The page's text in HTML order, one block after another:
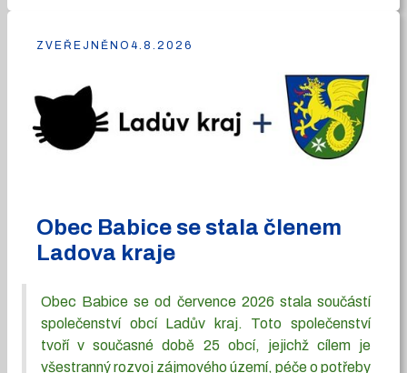
Obec Babice se stala členem
Ladova kraje
Obec Babice se od července 2026 stala součástí
společenství obcí Ladův kraj. Toto společenství
tvoří v současné době 25 obcí, jejichž cílem je
všestranný rozvoj zájmového území, péče o potřeby
ZVEŘEJNĚNO 4.8.2026